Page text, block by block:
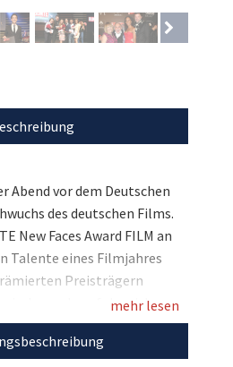
Abend vor dem Deutschen
des deutschen Films.
New Faces Award FILM an
Talente eines Filmjahres
Preisträgern
sehr erfolgreichen
Matthias
Schwarz und Daniel Brühl.
mehr lesen